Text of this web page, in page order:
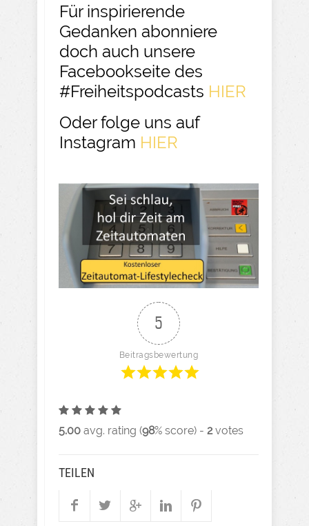
Für inspirierende
Gedanken abonniere
doch auch unsere
Facebookseite des
#Freiheitspodcasts HIER
Oder folge uns auf
Instagram HIER
5
Beitragsbewertung
5.00 avg. rating (98% score) - 2votes
TEILEN